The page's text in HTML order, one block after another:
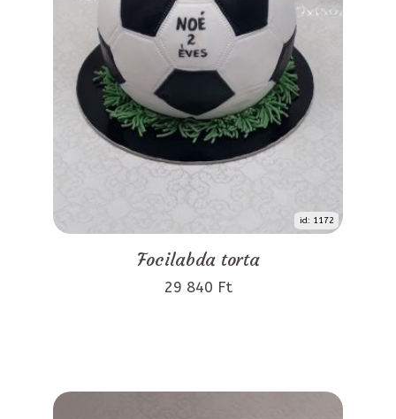
id: 1172
Focilabda torta
29 840 Ft